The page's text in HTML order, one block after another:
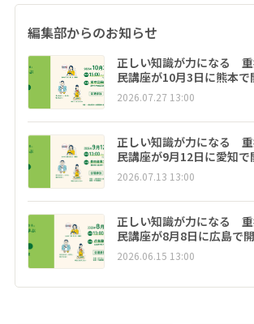
編集部からのお知らせ
正しい知識が力になる
民講座が10月3日に熊本で
2026.07.27 13:00
正しい知識が力になる
民講座が9月12日に愛知で
2026.07.13 13:00
正しい知識が力になる
民講座が8月8日に広島で
2026.06.15 13:00